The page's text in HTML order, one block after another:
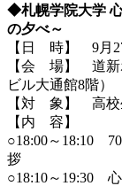
◆札幌学院大学
の夕べ～
【日 時】 9月
【会 場】 道新
ビル大通館8階）
【対 象】 高校
【内 容】
○18:00～18:10
拶
○18:10～19:30